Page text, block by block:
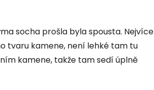
socha prošla byla spousta. Nejvíce
tvaru kamene, není lehké tam tu
kamene, takže tam sedí úplně